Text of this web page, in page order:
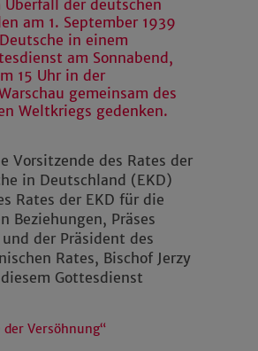
Überfall der deutschen
am 1. September 1939
in einem
am Sonnabend,
15 Uhr in der
gemeinsam des
Weltkriegs gedenken.
Vorsitzende des Rates der
in Deutschland (EKD)
Rates der EKD für die
Beziehungen, Präses
der Präsident des
Rates, Bischof Jerzy
Gottesdienst
Versöhnung“